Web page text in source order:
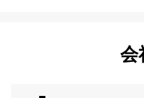
会